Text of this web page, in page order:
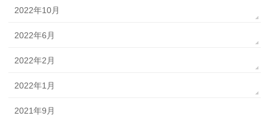
2022年10月
2022年6月
2022年2月
2022年1月
2021年9月